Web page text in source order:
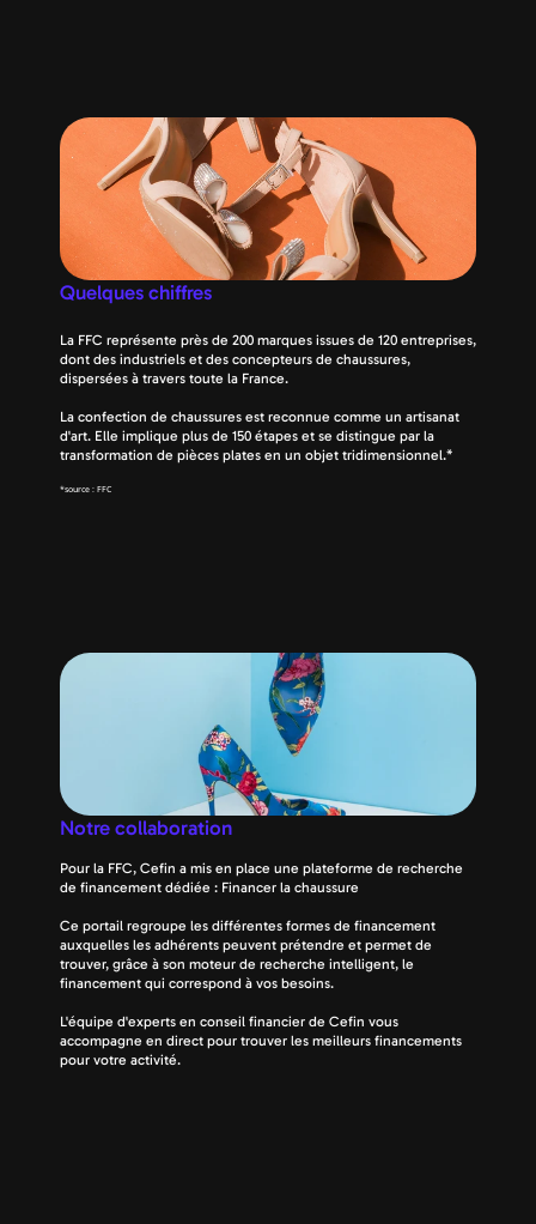
Quelques chiffres
La FFC représente près de 200 marques issues de 120 entreprises,
dont des industriels et des concepteurs de chaussures,
dispersées à travers toute la France.
La confection de chaussures est reconnue comme un artisanat
d'art. Elle implique plus de 150 étapes et se distingue par la
transformation de pièces plates en un objet tridimensionnel.*
*source : FFC
Notre collaboration
Pour la FFC, Cefin a mis en place une plateforme de recherche
de financement dédiée : Financer la chaussure
Ce portail regroupe les différentes formes de financement
auxquelles les adhérents peuvent prétendre et permet de
trouver, grâce à son moteur de recherche intelligent, le
financement qui correspond à vos besoins.
L'équipe d'experts en conseil financier de Cefin vous
accompagne en direct pour trouver les meilleurs financements
pour votre activité.